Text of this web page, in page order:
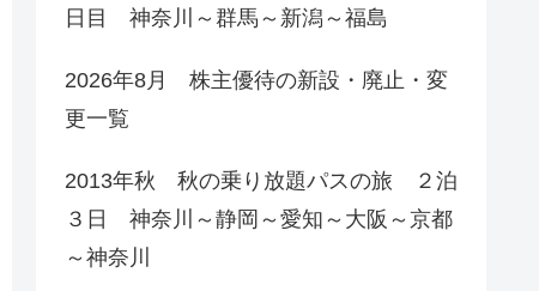
日目 神奈川～群馬～新潟～福島
2026年8月 株主優待の新設・廃止・変
更一覧
2013年秋 秋の乗り放題パスの旅 ２泊
３日 神奈川～静岡～愛知～大阪～京都
～神奈川